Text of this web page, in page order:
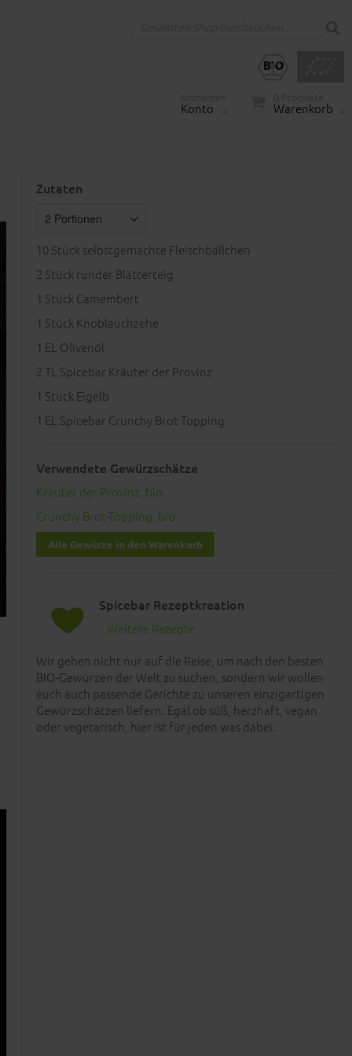
Konto Warenkorb
Zutaten
10 Stück selbstgemachte Fleischbällchen
2 Stück runder Blätterteig
1 Stück Camembert
1 Stück Knoblauchzehe
1 EL Olivenöl
2TL Spicebar Kräuter der Provinz
1 Stück Eigelb
1 EL Spicebar Crunchy Brot Topping
Verwendete Gewürzschätze
Kräuter der Provinz, bio
Crunchy Brot-Topping, bio
Alle Gewürze in den Warenkorb
Spicebar Rezeptkreation
Weitere Rezepte
Wir gehen nicht nur auf die Reise, um nach den besten
BIO-Gewürzen der Welt zu suchen, sondern wir wollen
euch auch passende Gerichte zu unseren einzigartigen
Gewürzschätzen liefern. Egal ob süß, herzhaft, vegan
oder vegetarisch, hier ist für jeden was dabei.